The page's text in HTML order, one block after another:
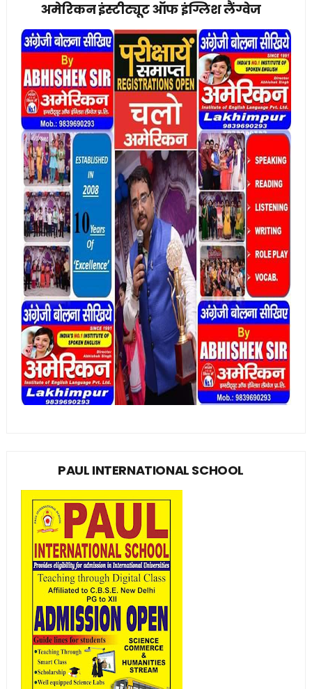
अमेरिकन इंस्टीट्यूट ऑफ इंग्लिश लैंग्वेज
PAUL INTERNATIONAL SCHOOL